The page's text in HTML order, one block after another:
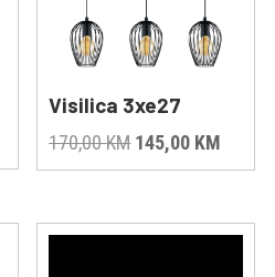
Visilica 3xe27
170,00KM Original
price
170,00 KM.
145,00 KM
price